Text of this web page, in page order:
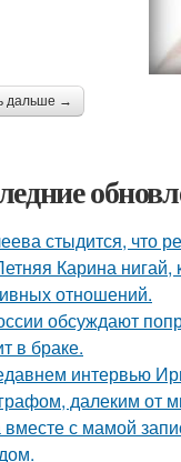
дальше →
стыдится, что
Карина
отношений.
обсуждают
в браке.
интервью
далеким от
с мамой